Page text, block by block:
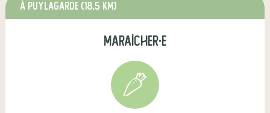
à Puylagarde (18,5 km)
maraîcher·e